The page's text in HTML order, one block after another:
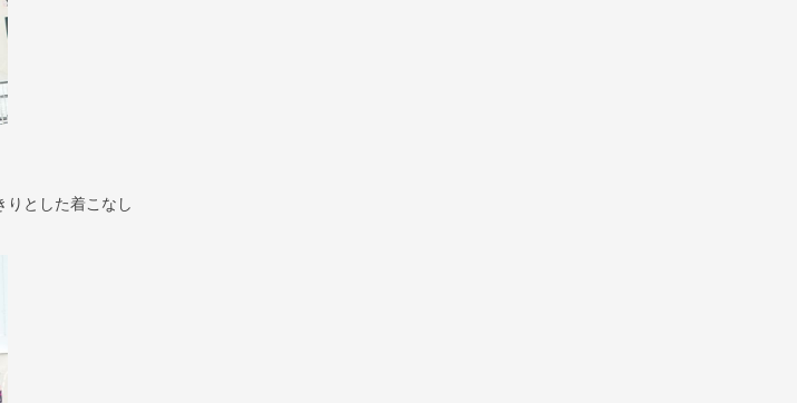
りとした着こなし